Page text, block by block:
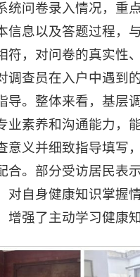
统问卷录入情况，重
信息以及答题过程，
符，对问卷的真实性
调查员在入户中遇到
导。整体来看，基层
业素养和沟通能力，
意义并细致指导填写
合。部分受访居民表
对自身健康知识掌握
增强了主动学习健康